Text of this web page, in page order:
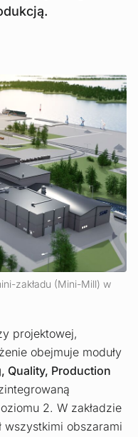
zakładu (Mini-Mill) w
projektowej,
obejmuje moduły
Quality, Production
2. W zakładzie
wszystkimi obszarami